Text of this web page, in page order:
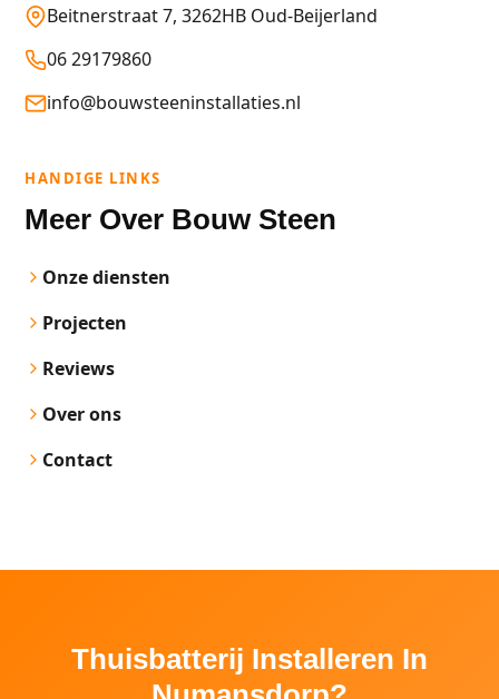
Beitnerstraat 7, 3262HB Oud-Beijerland
06 29179860
info@bouwsteeninstallaties.nl
HANDIGE LINKS
Meer Over Bouw Steen
Onze diensten
Projecten
Reviews
Over ons
Contact
Thuisbatterij Installeren In